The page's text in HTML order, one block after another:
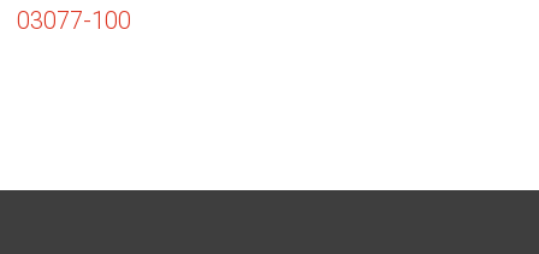
03077-100